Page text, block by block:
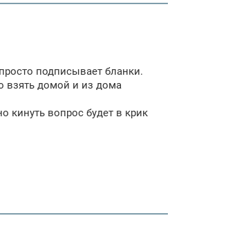
подписывает бланки.
взять домой и из дома
кинуть вопрос будет в крик